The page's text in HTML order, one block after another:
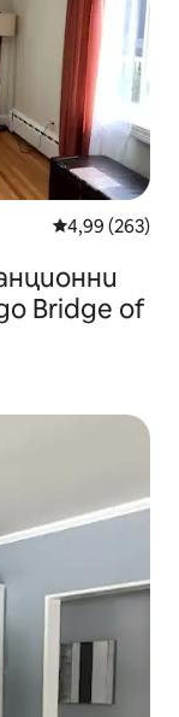
Средна
4,99 (263)
Bridge of